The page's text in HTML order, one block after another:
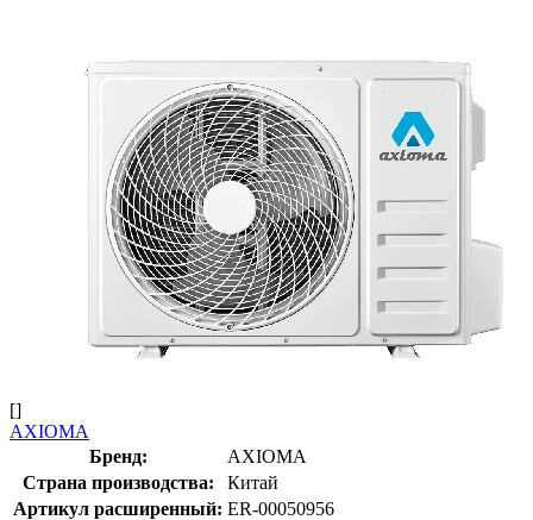
[]
AXIOMA
Бренд:
AXIOMA
Страна производства:
Китай
Артикул расширенный: ER-00050956